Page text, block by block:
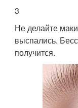
3
Не делайте
выспались.
получится.